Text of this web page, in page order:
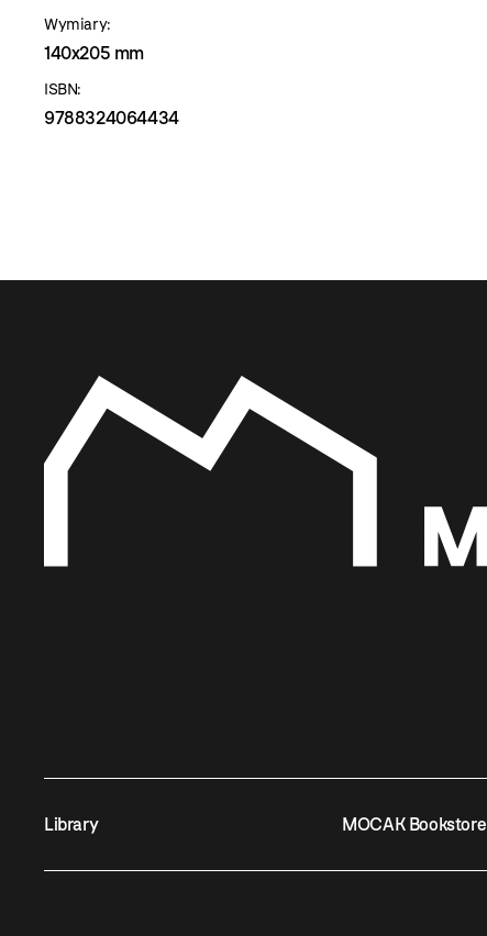
Wymiary:
140x205 mm
ISBN:
9788324064434
Library MOCAK Bookstore